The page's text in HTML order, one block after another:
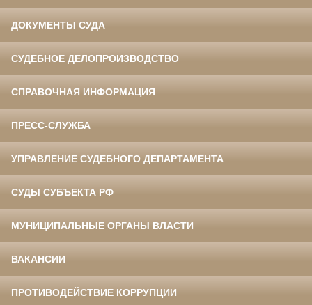
ДОКУМЕНТЫ СУДА
СУДЕБНОЕ ДЕЛОПРОИЗВОДСТВО
СПРАВОЧНАЯ ИНФОРМАЦИЯ
ПРЕСС-СЛУЖБА
УПРАВЛЕНИЕ СУДЕБНОГО ДЕПАРТАМЕНТА
СУДЫ СУБЪЕКТА РФ
МУНИЦИПАЛЬНЫЕ ОРГАНЫ ВЛАСТИ
ВАКАНСИИ
ПРОТИВОДЕЙСТВИЕ КОРРУПЦИИ